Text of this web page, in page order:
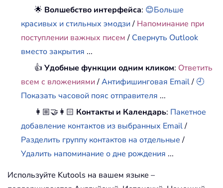
🌟 Волшебство интерфейса: 😊Больше
красивых и стильных эмодзи/ Напоминание при
поступлении важных писем/ Свернуть Outlook
вместо закрытия ...
👍Удобные функции одним кликом: Ответить
всем с вложениями /Антифишинговая Email/ 🕘
Показать часовой пояс отправителя ...
👩🏼‍🤝‍👩🏻 Контакты и Календарь: Пакетное
добавление контактов из выбранных Email/
Разделить группу контактов на отдельные/
Удалить напоминание о дне рождения ...
Используйте Kutools на вашем языке –